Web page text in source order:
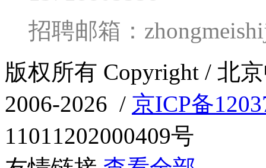
招聘邮箱：
版权所有 Copyright / 北
2006-2026 / 京ICP备
11011202000409号